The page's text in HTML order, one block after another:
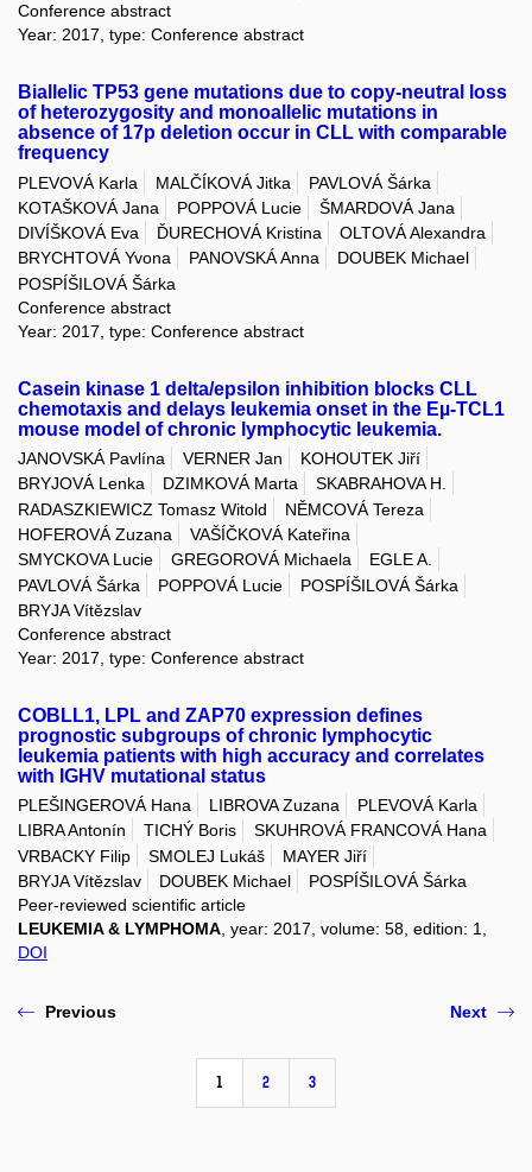
Conference abstract
Year: 2017, type: Conference abstract
Biallelic TP53 gene mutations due to copy-neutral loss
of heterozygosity and monoallelic mutations in
absence of 17p deletion occur in CLL with comparable
frequency
PLEVOVÁ Karla MALČÍKOVÁ Jitka
PAVLOVÁ Šárka
KOTAŠKOVÁ Jana
POPPOVÁ Lucie
ŠMARDOVÁ Jana
DIVÍŠKOVÁ Eva
ĎURECHOVÁ Kristina
OLTOVÁ Alexandra
BRYCHTOVÁ Yvona
PANOVSKÁ Anna
DOUBEK Michael
POSPÍŠILOVÁ Šárka
Conference abstract
Year: 2017, type: Conference abstract
Casein kinase 1 delta/epsilon inhibition blocks CLL
chemotaxis and delays leukemia onset in the Eµ-TCL1
mouse model of chronic lymphocytic leukemia.
JANOVSKÁ Pavlína VERNER Jan
KOHOUTEK Jiří
BRYJOVÁ Lenka
DZIMKOVÁ Marta
SKABRAHOVA H.
RADASZKIEWICZ Tomasz Witold
NĚMCOVÁ Tereza
HOFEROVÁ Zuzana
VAŠÍČKOVÁ Kateřina
SMYCKOVA Lucie
GREGOROVÁ Michaela
EGLE A.
PAVLOVÁ Šárka
POPPOVÁ Lucie
POSPÍŠILOVÁ Šárka
BRYJA Vítězslav
Conference abstract
Year: 2017, type: Conference abstract
COBLL1, LPL and ZAP70 expression defines
prognostic subgroups of chronic lymphocytic
leukemia patients with high accuracy and correlates
with IGHV mutational status
PLEŠINGEROVÁ Hana LIBROVA Zuzana
PLEVOVÁ Karla
LIBRA Antonín
TICHÝ Boris
SKUHROVÁ FRANCOVÁ Hana
VRBACKY Filip
SMOLEJ Lukáš
MAYER Jiří
BRYJA Vítězslav
DOUBEK Michael
POSPÍŠILOVÁ Šárka
Peer-reviewed scientific article
LEUKEMIA & LYMPHOMA , year: 2017, volume: 58, edition: 1,
DOI
Previous
1 2 3
Next